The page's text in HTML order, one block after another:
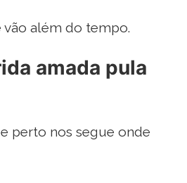
além do tempo.
amada pula
perto nos segue onde